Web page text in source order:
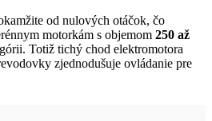
od nulových otáčok, čo
motorkám s objemom 250 až
Totiž tichý chod elektromotora
zjednodušuje ovládanie pre